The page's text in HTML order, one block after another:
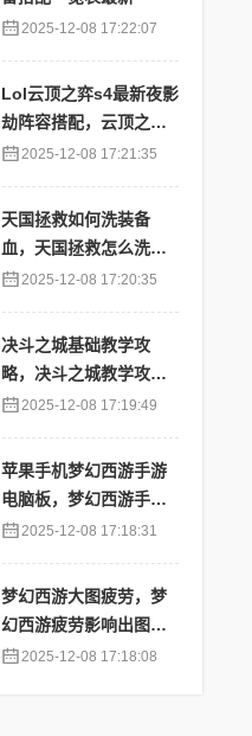
2025-12-08 17:22:07
Lol云顶之弈s4最新夜影
劫阵容搭配，云顶之奕
夜影劫阵容
2025-12-08 17:21:35
天国拯救如何洗装备
血，天国拯救怎么洗衣
服 2025-12-08 17:20:35
决斗之城基础教学攻
略，决斗之城教学攻略2
1112025-12-08 17:19:49
苹果手机梦幻西游手游
电脑板，梦幻西游手游
苹果端怎么在电脑上登
2025-12-08 17:18:31
梦幻西游大图疲劳，梦
幻西游疲劳影响出图率
吗 2025-12-08 17:18:08